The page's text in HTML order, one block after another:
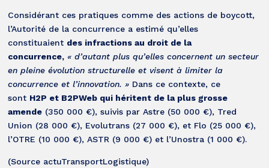
Considérant ces pratiques comme des actions de boycott,
l’Autorité de la concurrence a estimé qu’elles
constituaient des infractions au droit de la
concurrence, « d’autant plus qu’elles concernent un secteur
en pleine évolution structurelle et visent à limiter la
concurrence et l’innovation. » Dans ce contexte, ce
sont H2P et B2PWeb qui héritent de la plus grosse
amende (350 000 €), suivis par Astre (50 000 €), Tred
Union (28 000 €), Evolutrans (27 000 €), et Flo (25 000 €),
l’OTRE (10 000 €), ASTR (9 000 €) et l’Unostra (1 000 €).
(Source actuTransportLogistique)